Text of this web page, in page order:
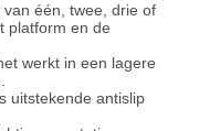
één, twee, drie of
platform en de
werkt in een lagere
uitstekende antislip